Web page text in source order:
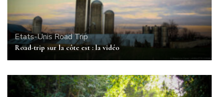
Etats-UnisRoad Trip
Road-trip sur la côte est : la vidéo